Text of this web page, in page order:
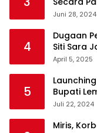
Bawah
Juni 28, 2024
4
Dugaan
Siti Sara
Melapor
April 5, 2025
5
Bupati
Refleksi
Juli 22, 2024
Miris,